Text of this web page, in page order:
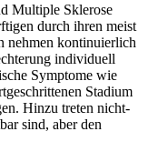
Multiple Sklerose
durch ihren meist
nehmen kontinuierlich
individuell
Symptome wie
Stadium
Hinzu treten nicht-
sind, aber den